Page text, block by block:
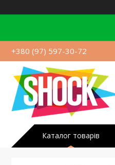
+380 (97) 597-30-72
Каталог товарів